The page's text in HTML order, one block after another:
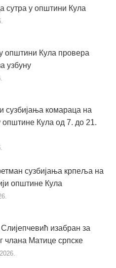
сутра у општини Кула
општини Кула провера
узбуну
сузбијања комараца на
општине Кула од 7. до 21.
сузбијања крпеља на
општине Кула
изабран за
члана Матице српске